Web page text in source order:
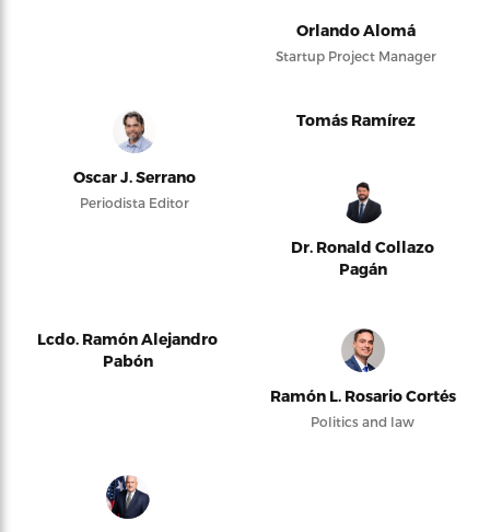
Orlando Alomá
Startup Project Manager
Oscar J. Serrano
Periodista Editor
Tomás Ramírez
Dr. Ronald Collazo
Pagán
Lcdo. Ramón Alejandro
Pabón
Ramón L. Rosario Cortés
Politics and law